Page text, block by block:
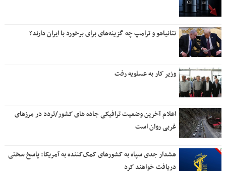
نتانیاهو و ترامپ چه گزینه‌های برای برخورد با ایران دارند؟
وزیر کار به عسلویه رفت
اعلام آخرین وضعیت ترافیکی جاده های کشور/تردد در مرزهای
غربی روان است
هشدار جدی سپاه به کشورهای کمک‌کننده به آمریکا: پاسخ سختی
دریافت خواهند کرد